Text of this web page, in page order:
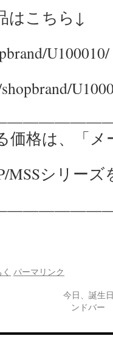
はこちら↓
U100010/
価格は、「メ
MSSシリー
パーマリンク
今日、誕生
ンドバ